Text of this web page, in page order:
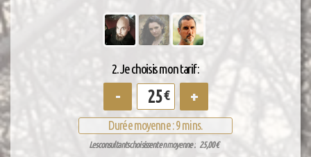
2. Je choisis mon tarif :
- € +
Durée moyenne : 9 mins.
Les consultants choisissent en moyenne : 25,00€